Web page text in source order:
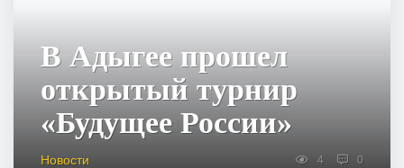
В Адыгее прошел
открытый турнир
«Будущее России»
Новости 4 0